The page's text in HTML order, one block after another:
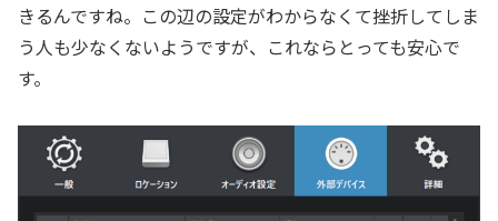
きるんですね。この辺の設定がわからなくて挫折してしま
う人も少なくないようですが、これならとっても安心で
す。